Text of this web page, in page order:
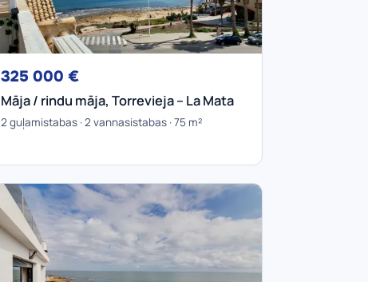
325 000 €
Māja / rindu māja, Torrevieja – La Mata
2 guļamistabas · 2 vannasistabas · 75 m²